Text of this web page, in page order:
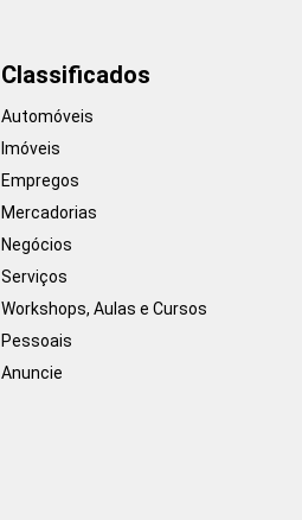
Classificados
Automóveis
Imóveis
Empregos
Mercadorias
Negócios
Serviços
Workshops, Aulas e Cursos
Pessoais
Anuncie